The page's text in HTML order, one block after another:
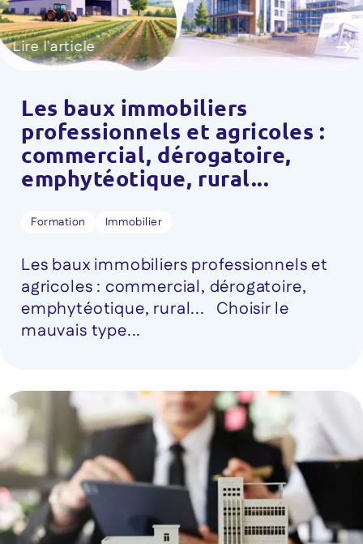
Lire l'article
Les baux immobiliers
professionnels et agricoles :
commercial, dérogatoire,
emphytéotique, rural...
Formation Immobilier
Les baux immobiliers professionnels et
agricoles : commercial, dérogatoire,
emphytéotique, rural... Choisir le
mauvais type...